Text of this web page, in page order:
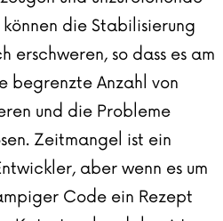
die Stabilisierung
erschweren, so dass es am
begrenzte Anzahl von
und die Probleme
Zeitmangel ist ein
aber wenn es um
Code ein Rezept